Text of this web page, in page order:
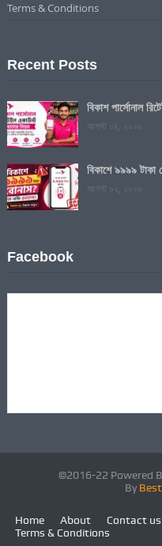
Terms & Conditions
Recent Posts
বিকাশ পার্সোনাল
আগস্ট ০৪, ২০২৬
বিকাশে ৯৯৯৯
আগস্ট ০২, ২০২৬
Facebook
©2016-22 Powered
By
Home About Contact us
Terms & Conditions